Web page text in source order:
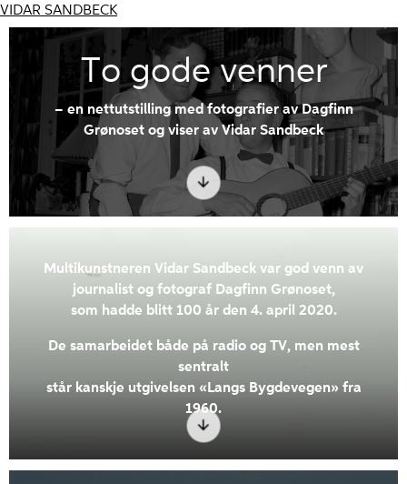
VIDAR SANDBECK
To gode venner
– en nettutstilling med fotografier av Dagfinn
Grønoset og viser av Vidar Sandbeck
Multikunstneren Vidar Sandbeck var god venn av
journalist og fotograf Dagfinn Grønoset,
som hadde blitt 100 år den 4. april 2020.
De samarbeidet både på radio og TV, men mest
sentralt
står kanskje utgivelsen «Langs Bygdevegen» fra
1960.​